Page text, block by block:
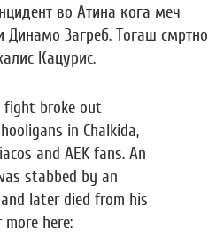
во Атина кога меч
Динамо Загреб. Тогаш смртно
Кацурис.
fight broke out
in Chalkida,
and AEK fans. An
stabbed by an
later died from his
here: